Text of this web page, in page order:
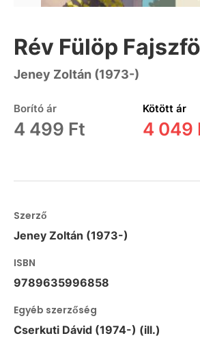
Rév Fülöp
Jeney Zoltán (1973-)
Borító ár
4 499 Ft
Kötött ár
4 049
Szerző
Jeney Zoltán (1973-)
ISBN
9789635996858
Egyéb szerzőség
Cserkuti Dávid (1974-) (ill.)